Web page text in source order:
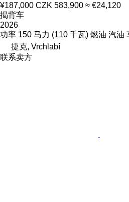
¥187,000 CZK 583,900 ≈ €24,120
揭背车
2026
功率 150 马力 (110 千瓦) 燃油 汽油
捷克, Vrchlabí
联系卖方